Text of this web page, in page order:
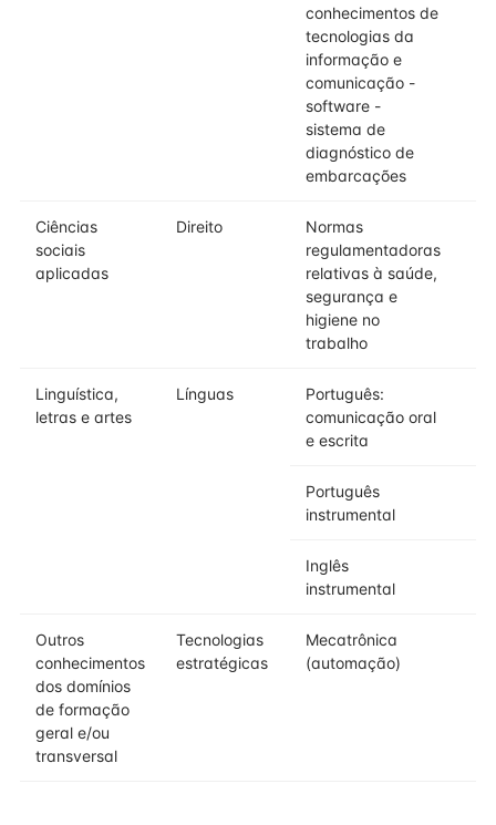
conhecimentos de
tecnologias da
informação e
comunicação -
software -
sistema de
diagnóstico de
embarcações
Ciências
sociais
aplicadas
Direito
Normas
regulamentadoras
relativas à saúde,
segurança e
higiene no
trabalho
Linguística,
letras e artes
Línguas
Português:
comunicação oral
e escrita
Português
instrumental
Inglês
instrumental
Outros
conhecimentos
dos domínios
de formação
geral e/ou
transversal
Tecnologias
estratégicas
Mecatrônica
(automação)